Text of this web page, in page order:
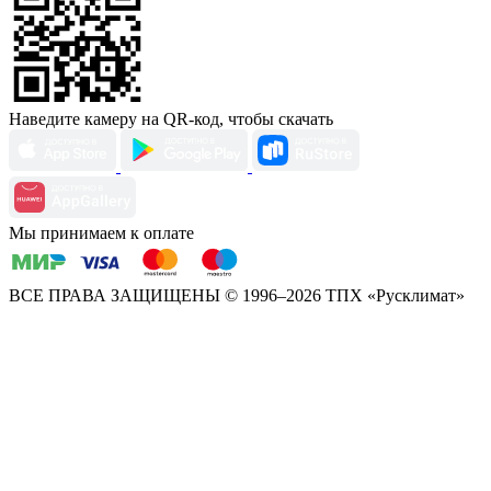
Наведите камеру на QR-код, чтобы скачать
Мы принимаем к оплате
ВСЕ ПРАВА ЗАЩИЩЕНЫ © 1996–2026 ТПХ «Русклимат»